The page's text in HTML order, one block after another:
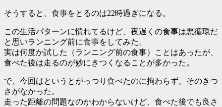
そうすると、食事をとるのは22時過ぎになる。
この生活パターンに慣れてるけど、夜遅くの食事は悪循環だ
と思いランニング前に食事をしてみた。
実は何度か試した（ランニング前の食事）ことはあったが、
食べた後は走るのが妙にきつくなることが多かった。
で、今回はというとがっつり食べたのに拘わらず、そのきつ
さがなかった。
走った距離の問題なのかわからないけど、食べた後でも良さ